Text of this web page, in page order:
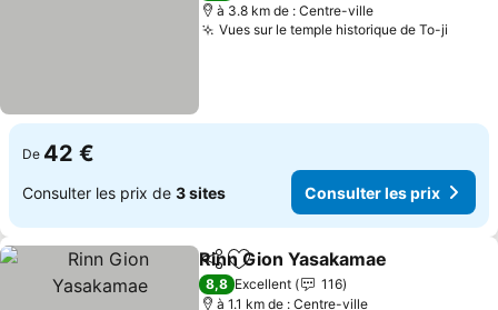
à 3.8 km de : Centre-ville
Vues sur le temple historique de To-ji
De 42 €
Consulter les prix de 3 sites Consulter les prix
PartagerAjouter à mes favoris
Rinn Gion Yasakamae
8,8 Excellent
116
à 1.1 km de : Centre-ville